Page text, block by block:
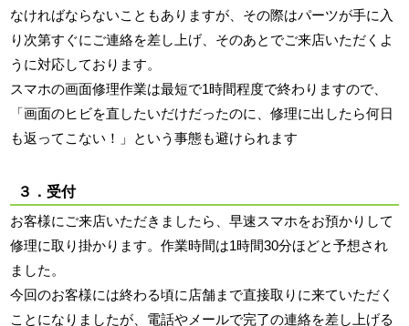
なければならないこともありますが、その際はパーツが手に入
り次第すぐにご連絡を差し上げ、そのあとでご来店いただくよ
うに対応しております。
スマホの画面修理作業は最短で1時間程度で終わりますので、
「画面のヒビを直したいだけだったのに、修理に出したら何日
も返ってこない！」という事態も避けられます
３．受付
お客様にご来店いただきましたら、早速スマホをお預かりして
修理に取り掛かります。作業時間は1時間30分ほどと予想され
ました。
今回のお客様には終わる頃に店舗まで直接取りに来ていただく
ことになりましたが、電話やメールで完了の連絡を差し上げる